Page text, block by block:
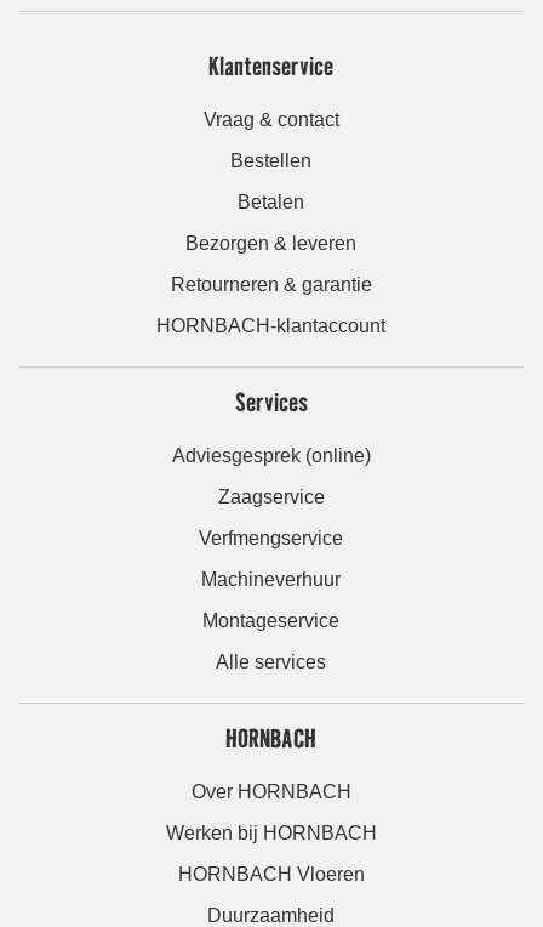
Klantenservice
Vraag & contact
Bestellen
Betalen
Bezorgen & leveren
Retourneren & garantie
HORNBACH-klantaccount
Services
Adviesgesprek (online)
Zaagservice
Verfmengservice
Machineverhuur
Montageservice
Alle services
HORNBACH
Over HORNBACH
Werken bij HORNBACH
HORNBACH Vloeren
Duurzaamheid